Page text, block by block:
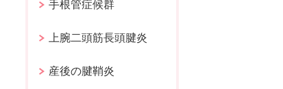
手根管症候群
上腕二頭筋長頭腱炎
産後の腱鞘炎